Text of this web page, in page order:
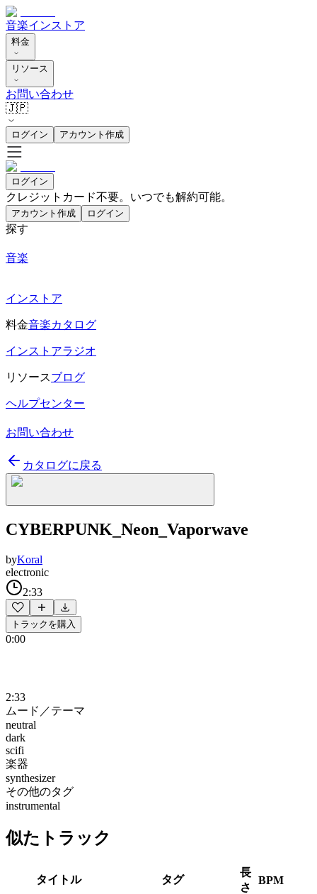
音楽インストア
料金
リソース
お問い合わせ
🇯🇵
ログイン アカウント作成
ログイン
クレジットカード不要。いつでも解約可能。
アカウント作成 ログイン
探す
音楽
インストア
料金音楽カタログ
インストアラジオ
リソースブログ
ヘルプセンター
お問い合わせ
カタログに戻る
CYBERPUNK_Neon_Vaporwave
byKoral
electronic
2:33
トラックを購入
0:00
2:33
ムード／テーマ
neutral
dark
scifi
楽器
synthesizer
その他のタグ
instrumental
似たトラック
タイトル タグ
長
さ
BPM